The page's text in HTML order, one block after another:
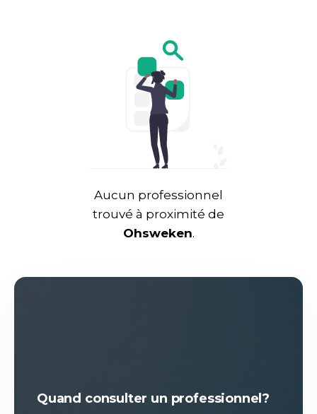
Aucun professionnel
trouvé à proximité de
Ohsweken.
Quand consulter un professionnel?